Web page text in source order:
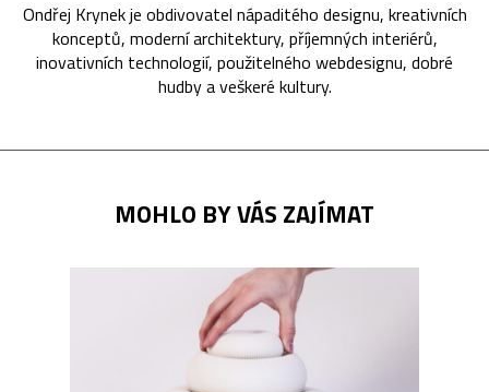
Ondřej Krynek je obdivovatel nápaditého designu, kreativních
konceptů, moderní architektury, příjemných interiérů,
inovativních technologií, použitelného webdesignu, dobré
hudby a veškeré kultury.
MOHLO BY VÁS ZAJÍMAT